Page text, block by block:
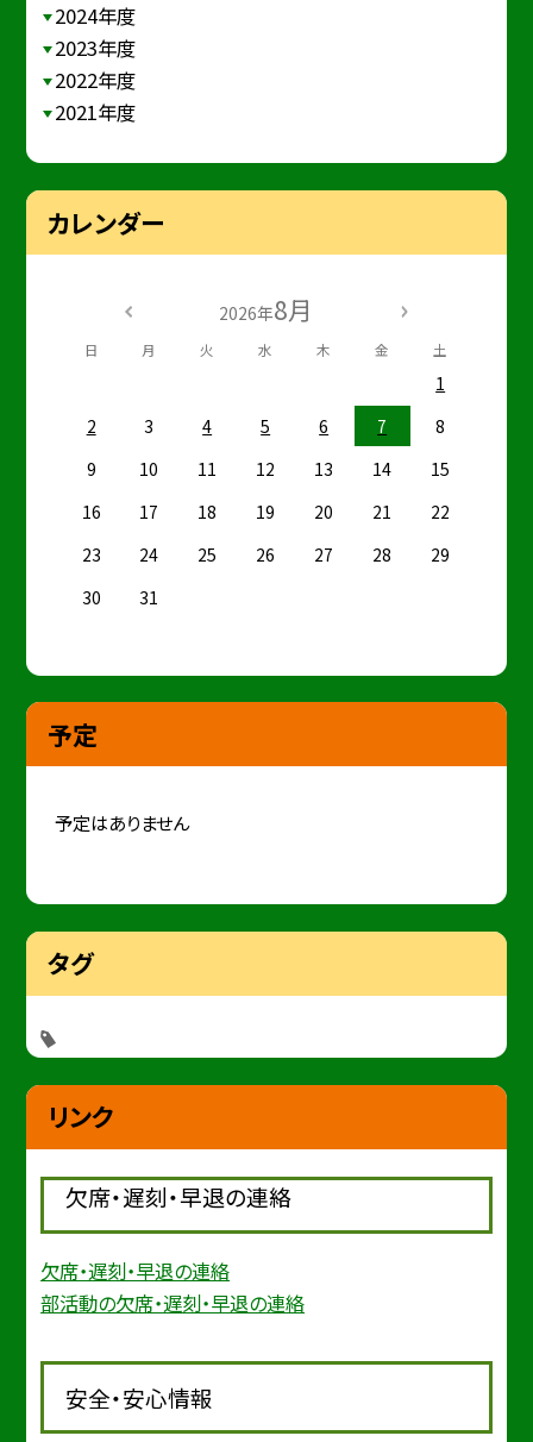
2024年度
2023年度
2022年度
2021年度
カレンダー
2026年8月
日 月 火 水 木 金 土
1
2
3 4 5 6 7
8
9
10 11 12 13 14
15
16
17 18 19 20 21
22
23
24 25 26 27 28
29
30
31
予定
予定はありません
タグ
リンク
欠席・遅刻・早退の連絡
欠席・遅刻・早退の連絡
部活動の欠席・遅刻・早退の連絡
安全・安心情報